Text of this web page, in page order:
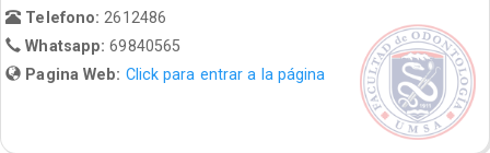
Telefono:2612486
Whatsapp:69840565
Pagina Web: Click para entrar a la página